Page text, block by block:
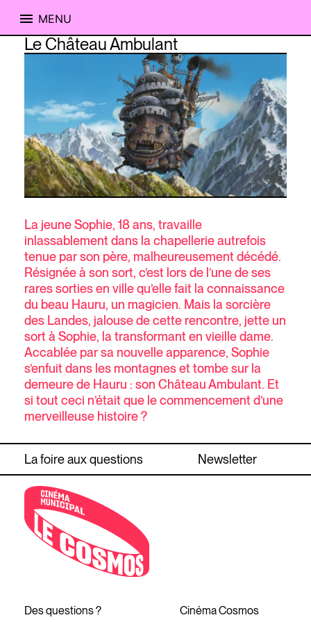
MENU
Le Château Ambulant
La jeune Sophie, 18 ans, travaille
inlassablement dans la chapellerie autrefois
tenue par son père, malheureusement décédé.
Résignée à son sort, c’est lors de l’une de ses
rares sorties en ville qu’elle fait la connaissance
du beau Hauru, un magicien. Mais la sorcière
des Landes, jalouse de cette rencontre, jette un
sort à Sophie, la transformant en vieille dame.
Accablée par sa nouvelle apparence, Sophie
s’enfuit dans les montagnes et tombe sur la
demeure de Hauru : son Château Ambulant. Et
si tout ceci n’était que le commencement d’une
merveilleuse histoire ?
La foire aux questions Newsletter
Des questions ?
Cinéma Cosmos